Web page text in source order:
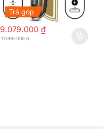
Trả góp
9.079.000 ₫
11.099.000₫